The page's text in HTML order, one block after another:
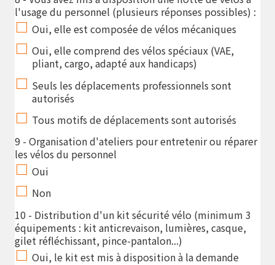
l'usage du personnel (plusieurs réponses possibles) :
Oui, elle est composée de vélos mécaniques
Oui, elle comprend des vélos spéciaux (VAE,
pliant, cargo, adapté aux handicaps)
Seuls les déplacements professionnels sont
autorisés
Tous motifs de déplacements sont autorisés
9 - Organisation d'ateliers pour entretenir ou réparer
les vélos du personnel
Oui
Non
10 - Distribution d'un kit sécurité vélo (minimum 3
équipements : kit anticrevaison, lumières, casque,
gilet réfléchissant, pince-pantalon...)
Oui, le kit est mis à disposition à la demande